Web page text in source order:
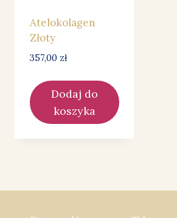
Atelokolagen
Złoty
357,00 zł
Dodaj do
koszyka